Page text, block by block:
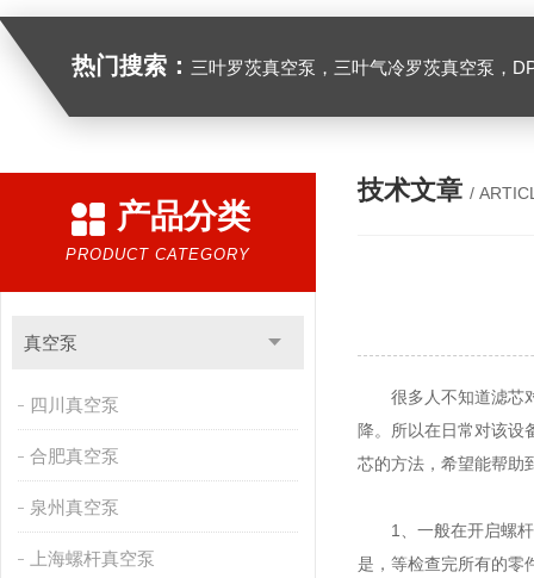
热门搜索： 三叶罗茨真空泵，三叶气冷罗茨真空泵，
产品分类
PRODUCT CATEGORY
真空泵
四川真空泵
合肥真空泵
泉州真空泵
上海螺杆真空泵
技术文章 /
很多人不知道滤芯
降。所以在日常对该设
芯的方法，希望能帮助
1、一般在开启螺杆
是，等检查完所有的零